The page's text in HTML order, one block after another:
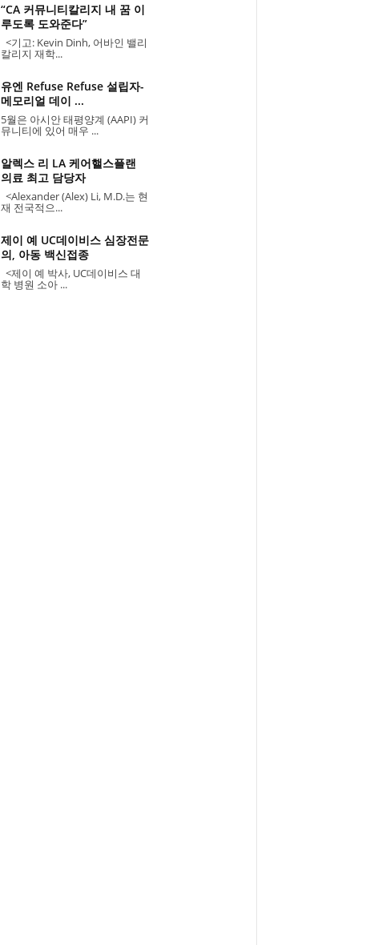
“CA 커뮤니티칼리지 내 꿈 이
루도록 도와준다”
<기고: Kevin Dinh, 어바인 밸리
칼리지 재학...
유엔 Refuse Refuse 설립자-
메모리얼 데이 ...
5월은 아시안 태평양계 (AAPI) 커
뮤니티에 있어 매우 ...
알렉스 리 LA 케어핼스플랜
의료 최고 담당자
<Alexander (Alex) Li, M.D.는 현
재 전국적으...
제이 예 UC데이비스 심장전문
의, 아동 백신접종
<제이 예 박사, UC데이비스 대
학 병원 소아 ...